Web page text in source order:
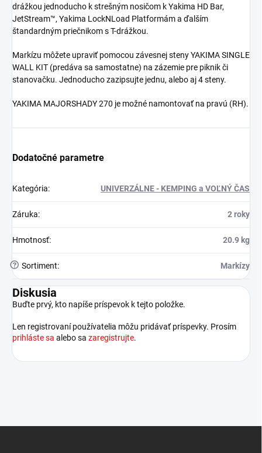
drážkou jednoducho k strešným nosičom k Yakima HD Bar,
JetStream™, Yakima LockNLoad Platformám a ďalším
štandardným priečnikom s T-drážkou.
Markízu môžete upraviť pomocou závesnej steny YAKIMA SINGLE
WALL KIT (predáva sa samostatne) na zázemie pre piknik či
stanovačku. Jednoducho zazipsujte jednu, alebo aj 4 steny.
YAKIMA MAJORSHADY 270 je možné namontovať na pravú (RH).
Dodatočné parametre
Kategória: UNIVERZÁLNE - KEMPING a VOĽNÝ ČAS
Záruka: 2 roky
Hmotnosť: 20.9 kg
? Sortiment: Markízy
Diskusia
Buďte prvý, kto napíše príspevok k tejto položke.
Len registrovaní používatelia môžu pridávať príspevky. Prosím
prihláste sa alebo sa zaregistrujte.